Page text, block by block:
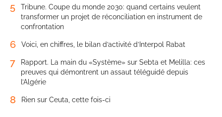
5
Tribune. Coupe du monde 2030: quand certains veulent
transformer un projet de réconciliation en instrument de
confrontation
6 Voici, en chiffres, le bilan d’activité d’Interpol Rabat
7
Rapport. La main du «Système» sur Sebta et Melilla: ces
preuves qui démontrent un assaut téléguidé depuis
l’Algérie
8 Rien sur Ceuta, cette fois-ci